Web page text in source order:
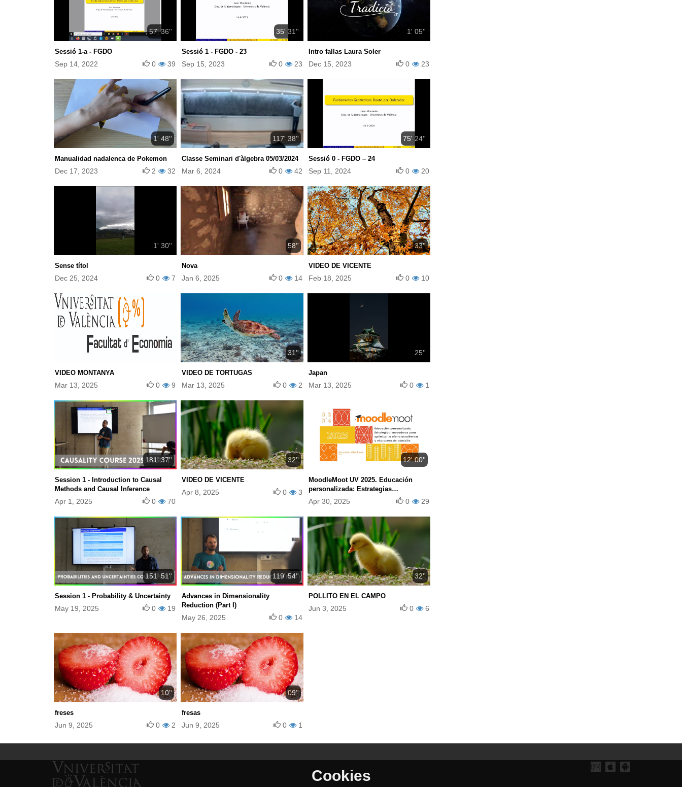
57' 36''
Sessió 1-a - FGDO
Sep 14, 2022 39
0
35' 31''
Sessió 1 - FGDO - 23
Sep 15, 2023 23
0
1' 05''
Intro fallas Laura Soler
Dec 15, 2023 23
0
1' 48''
Manualidad nadalenca de Pokemon
Dec 17, 2023 32
2
117' 38''
Classe Seminari d'àlgebra 05/03/2024
Mar 6, 2024 42
0
75' 24''
Sessió 0 - FGDO – 24
Sep 11, 2024 20
0
1' 30''
Sense títol
Dec 25, 2024 7
0
58''
Nova
Jan 6, 2025 14
0
33''
VIDEO DE VICENTE
Feb 18, 2025 10
0
VIDEO MONTANYA
Mar 13, 2025 9
0
31''
VIDEO DE TORTUGAS
Mar 13, 2025 2
0
25''
Japan
Mar 13, 2025 1
0
181' 37''
Session 1 - Introduction to Causal
Methods and Causal Inference
Apr 1, 2025 70
0
32''
VIDEO DE VICENTE
Apr 8, 2025 3
0
12' 00''
MoodleMoot UV 2025. Educación
personalizada: Estrategias
innovadoras para optimizar la oferta
académica y el proceso de admisión.
Apr 30, 2025 29
0
151' 51''
Session 1 - Probability & Uncertainty
May 19, 2025 19
0
119' 54''
Advances in Dimensionality
Reduction (Part I)
May 26, 2025 14
0
32''
POLLITO EN EL CAMPO
Jun 3, 2025 6
0
10''
freses
Jun 9, 2025 2
0
09''
fresas
Jun 9, 2025 1
0
Cookies